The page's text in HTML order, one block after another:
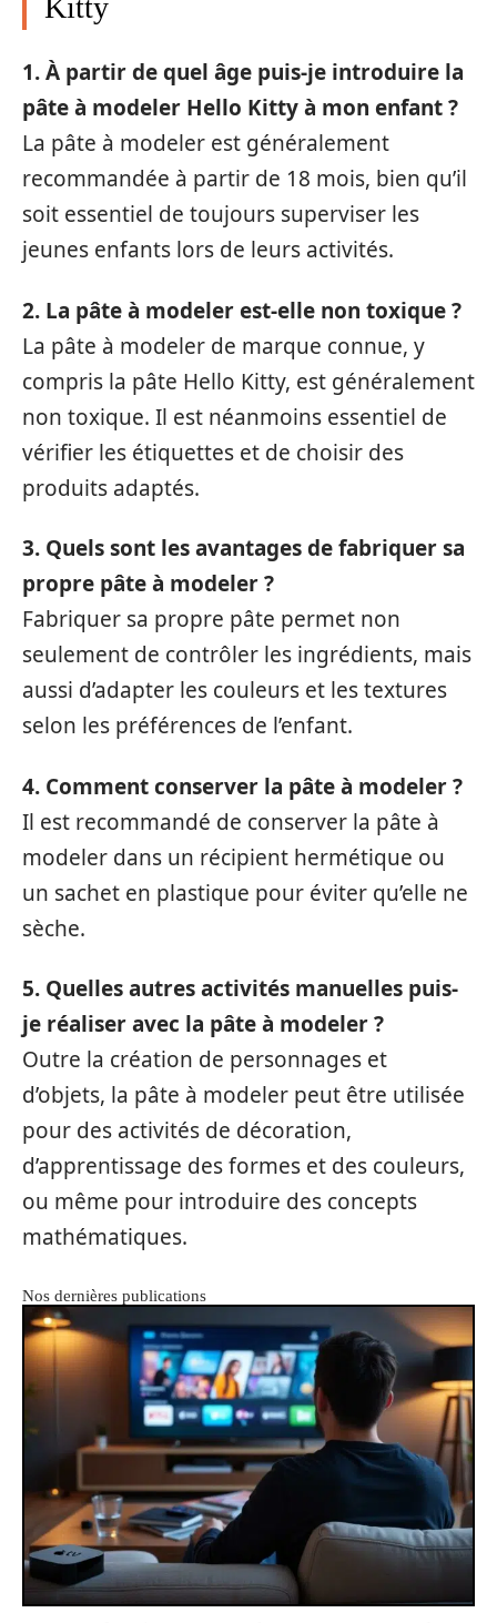
Kitty
1. À partir de quel âge puis-je introduire la
pâte à modeler Hello Kitty à mon enfant ?
La pâte à modeler est généralement
recommandée à partir de 18 mois, bien qu’il
soit essentiel de toujours superviser les
jeunes enfants lors de leurs activités.
2. La pâte à modeler est-elle non toxique ?
La pâte à modeler de marque connue, y
compris la pâte Hello Kitty, est généralement
non toxique. Il est néanmoins essentiel de
vérifier les étiquettes et de choisir des
produits adaptés.
3. Quels sont les avantages de fabriquer sa
propre pâte à modeler ?
Fabriquer sa propre pâte permet non
seulement de contrôler les ingrédients, mais
aussi d’adapter les couleurs et les textures
selon les préférences de l’enfant.
4. Comment conserver la pâte à modeler ?
Il est recommandé de conserver la pâte à
modeler dans un récipient hermétique ou
un sachet en plastique pour éviter qu’elle ne
sèche.
5. Quelles autres activités manuelles puis-
je réaliser avec la pâte à modeler ?
Outre la création de personnages et
d’objets, la pâte à modeler peut être utilisée
pour des activités de décoration,
d’apprentissage des formes et des couleurs,
ou même pour introduire des concepts
mathématiques.
Nos dernières publications